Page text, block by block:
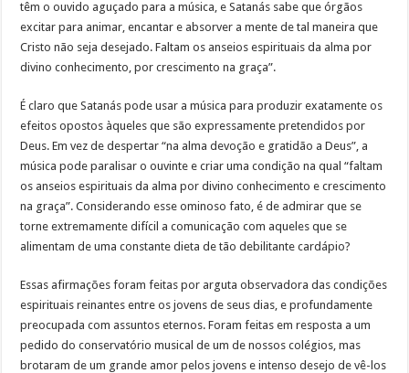
têm o ouvido aguçado para a música, e Satanás sabe que órgãos
excitar para animar, encantar e absorver a mente de tal maneira que
Cristo não seja desejado. Faltam os anseios espirituais da alma por
divino conhecimento, por crescimento na graça”.
É claro que Satanás pode usar a música para produzir exatamente os
efeitos opostos àqueles que são expressamente pretendidos por
Deus. Em vez de despertar “na alma devoção e gratidão a Deus”, a
música pode paralisar o ouvinte e criar uma condição na qual “faltam
os anseios espirituais da alma por divino conhecimento e crescimento
na graça”. Considerando esse ominoso fato, é de admirar que se
torne extremamente difícil a comunicação com aqueles que se
alimentam de uma constante dieta de tão debilitante cardápio?
Essas afirmações foram feitas por arguta observadora das condições
espirituais reinantes entre os jovens de seus dias, e profundamente
preocupada com assuntos eternos. Foram feitas em resposta a um
pedido do conservatório musical de um de nossos colégios, mas
brotaram de um grande amor pelos jovens e intenso desejo de vê-los